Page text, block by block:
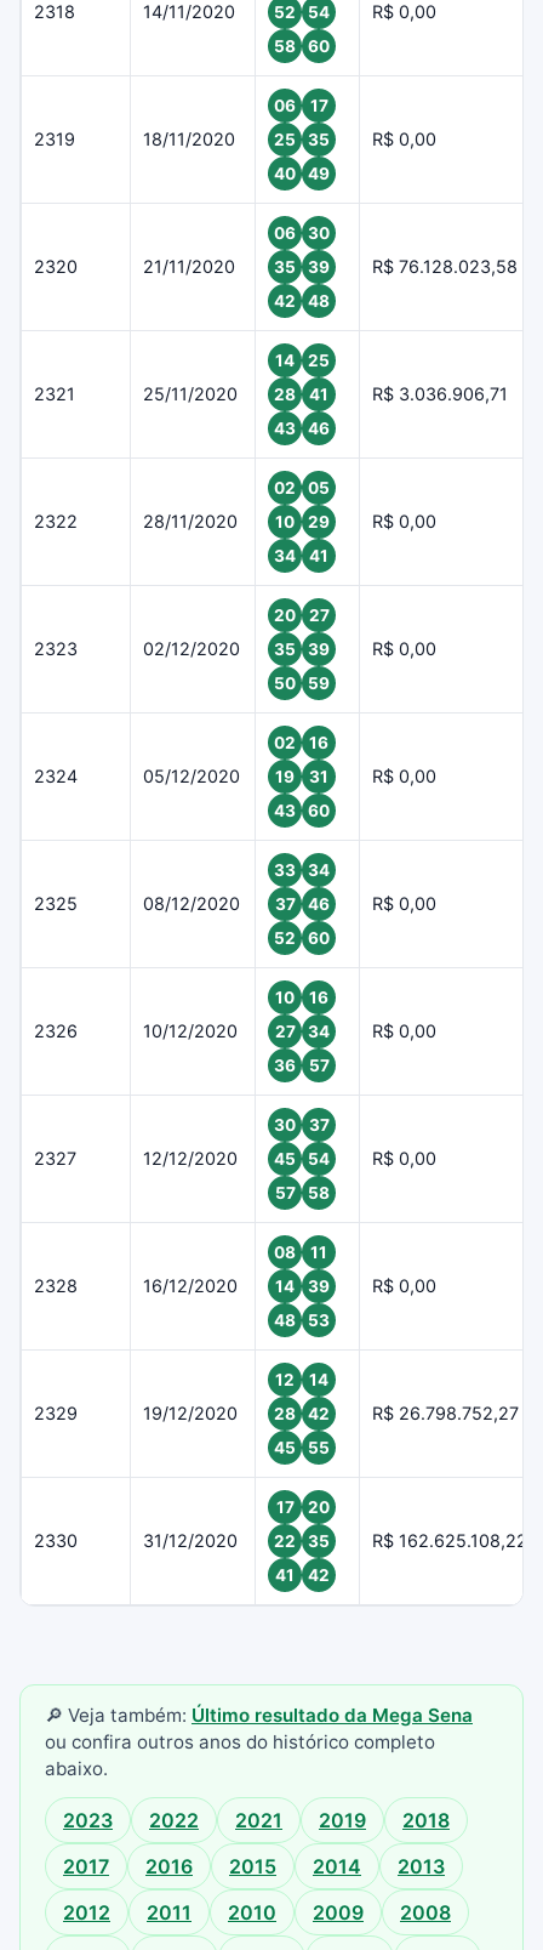
2318 14/11/2020
52
54
58
60
R$ 0,00
2319 18/11/2020
06
17
25
35
40
49
R$ 0,00
2320 21/11/2020
06
30
35
39
42
48
R$ 76.128.023,58
2321 25/11/2020
14
25
28
41
43
46
R$ 3.036.906,71
2322 28/11/2020
02
05
10
29
34
41
R$ 0,00
2323 02/12/2020
20
27
35
39
50
59
R$ 0,00
2324 05/12/2020
02
16
19
31
43
60
R$ 0,00
2325 08/12/2020
33
34
37
46
52
60
R$ 0,00
2326 10/12/2020
10
16
27
34
36
57
R$ 0,00
2327 12/12/2020
30
37
45
54
57
58
R$ 0,00
2328 16/12/2020
08
11
14
39
48
53
R$ 0,00
2329 19/12/2020
12
14
28
42
45
55
R$ 26.798.752,27
2330 31/12/2020
17
20
22
35
41
42
R$ 162.625.108,22
🔎 Veja também: Último resultado da Mega Sena
ou confira outros anos do histórico completo
abaixo.
2023 2022 2021 2019
2018
2017
2016 2015 2014
2013
2012
2011 2010 2009
2008